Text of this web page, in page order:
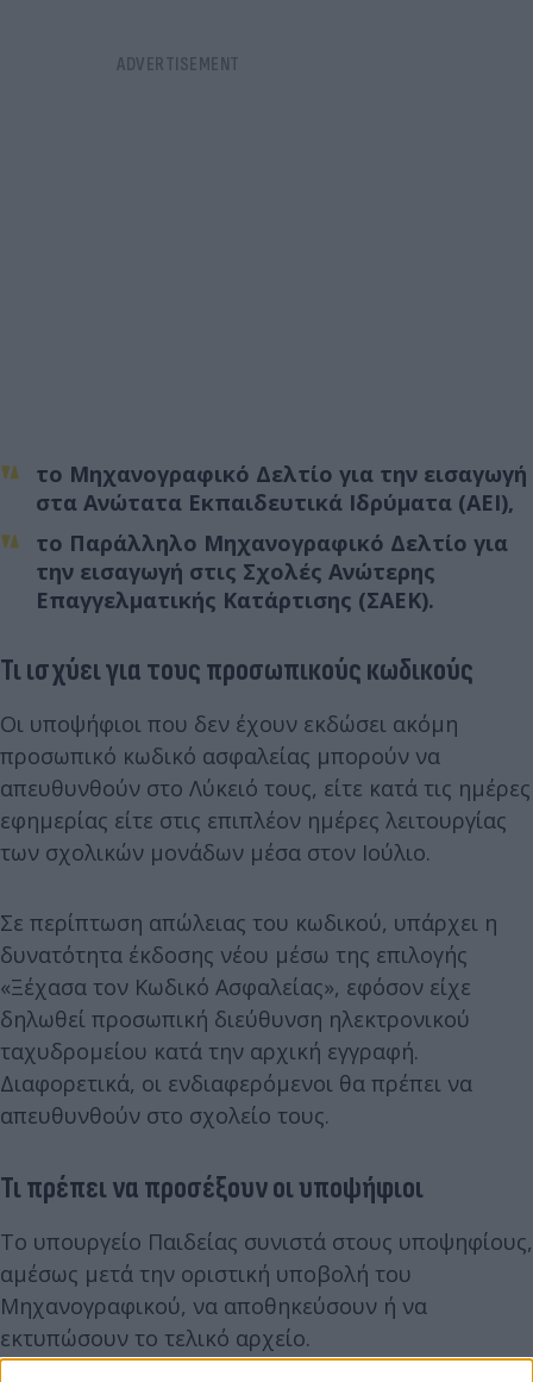
το Μηχανογραφικό Δελτίο για την εισαγωγή
στα Ανώτατα Εκπαιδευτικά Ιδρύματα (ΑΕΙ),
το Παράλληλο Μηχανογραφικό Δελτίο για
την εισαγωγή στις Σχολές Ανώτερης
Επαγγελματικής Κατάρτισης (ΣΑΕΚ).
Τι ισχύει για τους προσωπικούς κωδικούς
Οι υποψήφιοι που δεν έχουν εκδώσει ακόμη
προσωπικό κωδικό ασφαλείας μπορούν να
απευθυνθούν στο Λύκειό τους, είτε κατά τις ημέρες
εφημερίας είτε στις επιπλέον ημέρες λειτουργίας
των σχολικών μονάδων μέσα στον Ιούλιο.
Σε περίπτωση απώλειας του κωδικού, υπάρχει η
δυνατότητα έκδοσης νέου μέσω της επιλογής
«Ξέχασα τον Κωδικό Ασφαλείας», εφόσον είχε
δηλωθεί προσωπική διεύθυνση ηλεκτρονικού
ταχυδρομείου κατά την αρχική εγγραφή.
Διαφορετικά, οι ενδιαφερόμενοι θα πρέπει να
απευθυνθούν στο σχολείο τους.
Τι πρέπει να προσέξουν οι υποψήφιοι
Το υπουργείο Παιδείας συνιστά στους υποψηφίους,
αμέσως μετά την οριστική υποβολή του
Μηχανογραφικού, να αποθηκεύσουν ή να
εκτυπώσουν το τελικό αρχείο.